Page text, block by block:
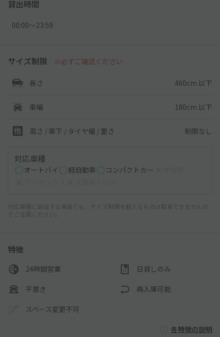
貸出時間
00:00〜23:59
サイズ制限 ※必ずご確認ください
長さ 460cm 以下
車幅 180cm 以下
高さ / 車下 / タイヤ幅 / 重さ 制限なし
対応車種
オートバイ 軽自動車 コンパクトカー
対応車種に該当する車両でも、サイズ制限を超えるものは駐車できませんの
でご注意ください。
特徴
24時間営業 日貸しのみ
平置き 再入庫可能
スペース変更不可
各特徴の説明